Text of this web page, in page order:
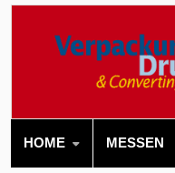
HOME MESSEN